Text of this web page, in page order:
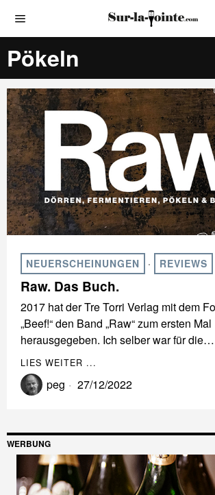
Pökeln
NEUERSCHEINUNGEN · REVIEWS
Raw. Das Buch.
2017 hat der Tre Torri Verlag mit dem
„Beef!“ den Band „Raw“ zum ersten Mal
herausgegeben. Ich selber war für die…
LIES WEITER ...
peg 27/12/2022
WERBUNG